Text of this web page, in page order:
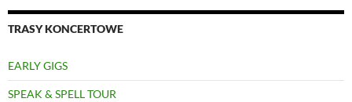
TRASY KONCERTOWE
EARLY GIGS
SPEAK & SPELL TOUR